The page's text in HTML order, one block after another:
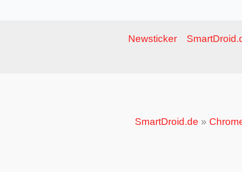
Newsticker
SmartDroid.de »